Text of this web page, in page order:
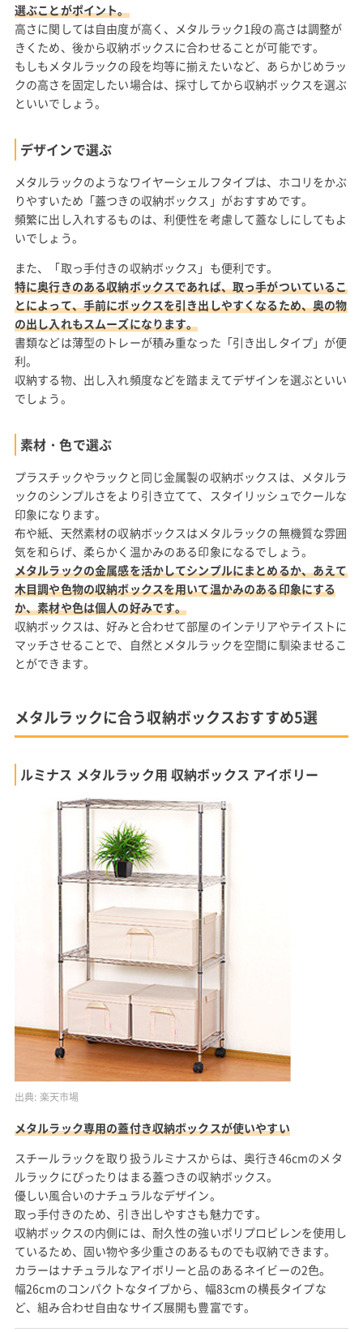
選ぶことがポイント。
高さに関しては自由度が高く、メタルラック1段の高さは調整が
きくため、後から収納ボックスに合わせることが可能です。
もしもメタルラックの段を均等に揃えたいなど、あらかじめラッ
クの高さを固定したい場合は、採寸してから収納ボックスを選ぶ
といいでしょう。
デザインで選ぶ
メタルラックのようなワイヤーシェルフタイプは、ホコリをかぶ
りやすいため「蓋つきの収納ボックス」がおすすめです。
頻繁に出し入れするものは、利便性を考慮して蓋なしにしてもよ
いでしょう。
また、「取っ手付きの収納ボックス」も便利です。
特に奥行きのある収納ボックスであれば、取っ手がついているこ
とによって、手前にボックスを引き出しやすくなるため、奥の物
の出し入れもスムーズになります。
書類などは薄型のトレーが積み重なった「引き出しタイプ」が便
利。
収納する物、出し入れ頻度などを踏まえてデザインを選ぶといい
でしょう。
素材・色で選ぶ
プラスチックやラックと同じ金属製の収納ボックスは、メタルラ
ックのシンプルさをより引き立てて、スタイリッシュでクールな
印象になります。
布や紙、天然素材の収納ボックスはメタルラックの無機質な雰囲
気を和らげ、柔らかく温かみのある印象になるでしょう。
メタルラックの金属感を活かしてシンプルにまとめるか、あえて
木目調や色物の収納ボックスを用いて温かみのある印象にする
か、素材や色は個人の好みです。
収納ボックスは、好みと合わせて部屋のインテリアやテイストに
マッチさせることで、自然とメタルラックを空間に馴染ませるこ
とができます。
メタルラックに合う収納ボックスおすすめ5選
ルミナス メタルラック用 収納ボックス アイボリー
出典: 楽天市場
メタルラック専用の蓋付き収納ボックスが使いやすい
スチールラックを取り扱うルミナスからは、奥行き46cmのメタ
ルラックにぴったりはまる蓋つきの収納ボックス。
優しい風合いのナチュラルなデザイン。
取っ手付きのため、引き出しやすさも魅力です。
収納ボックスの内側には、耐久性の強いポリプロピレンを使用し
ているため、固い物や多少重さのあるものでも収納できます。
カラーはナチュラルなアイボリーと品のあるネイビーの2色。
幅26cmのコンパクトなタイプから、幅83cmの横長タイプな
ど、組み合わせ自由なサイズ展開も豊富です。